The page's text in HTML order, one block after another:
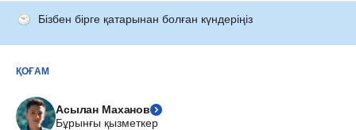
Бізбен бірге қатарынан болған күндеріңіз
ҚОҒАМ
Асылан Маханов
Бұрынғы қызметкер